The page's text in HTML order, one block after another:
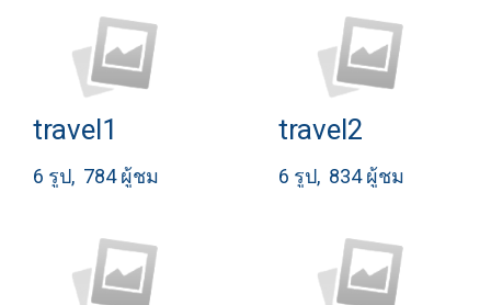
travel1
6 รูป, 784 ผู้ชม
travel2
6 รูป, 834 ผู้ชม